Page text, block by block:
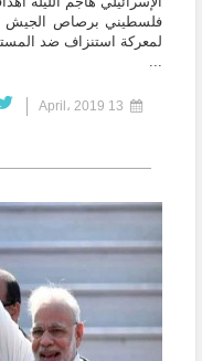
فلسطيني برصاص الجيش
لمعركة استنزاف ضد
...